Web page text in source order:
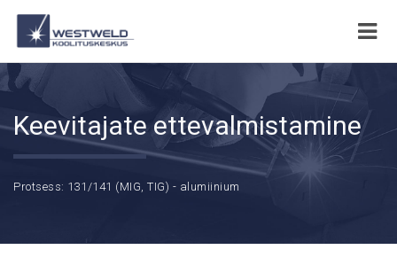
Keevitajate ettevalmistamine
Protsess: 131/141 (MIG, TIG) - alumiinium